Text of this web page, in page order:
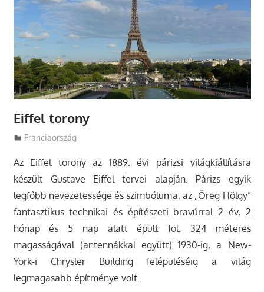
Eiffel torony
Utazasok.org
Franciaország
Az Eiffel torony az 1889. évi párizsi világkiállításra
készült Gustave Eiffel tervei alapján. Párizs egyik
legfőbb nevezetessége és szimbóluma, az „Öreg Hölgy”
fantasztikus technikai és építészeti bravúrral 2 év, 2
hónap és 5 nap alatt épült föl. 324 méteres
magasságával (antennákkal együtt) 1930-ig, a New-
York-i Chrysler Building felépüléséig a világ
legmagasabb építménye volt.